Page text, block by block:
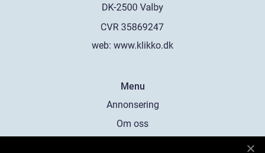
web: www.klikko.dk
Menu
Annonsering
Om oss